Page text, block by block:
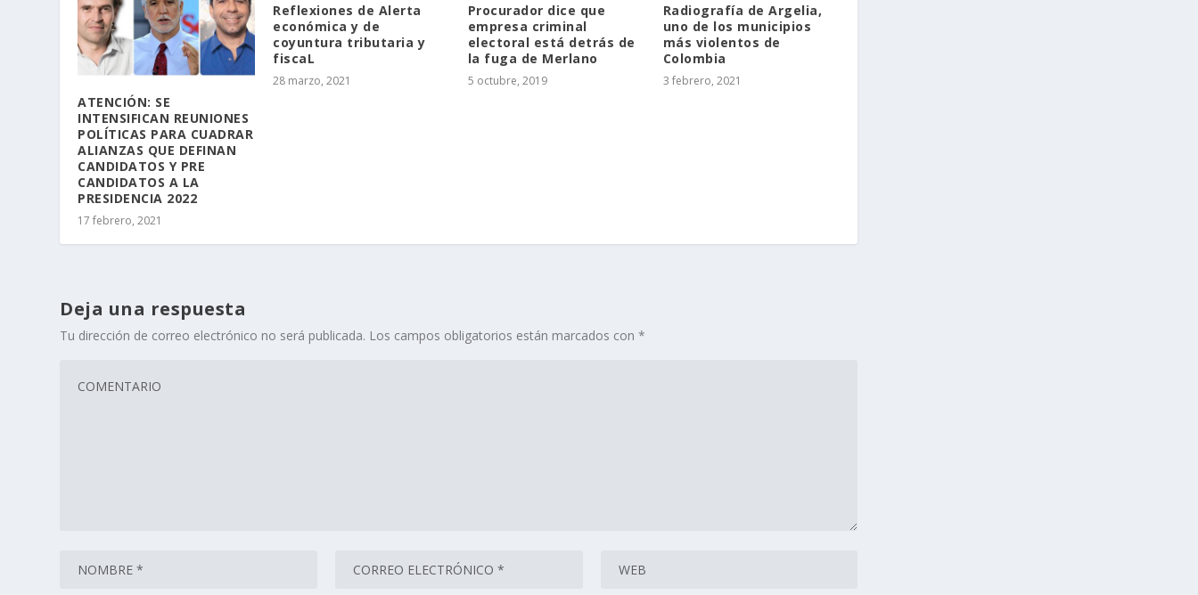
ATENCIÓN: SE
INTENSIFICAN REUNIONES
POLÍTICAS PARA CUADRAR
ALIANZAS QUE DEFINAN
CANDIDATOS Y PRE
CANDIDATOS A LA
PRESIDENCIA 2022
17 febrero, 2021
Reflexiones de Alerta
económica y de
coyuntura tributaria y
fiscaL
28 marzo, 2021
Procurador dice que
empresa criminal
electoral está detrás de
la fuga de Merlano
5 octubre, 2019
Radiografía de Argelia,
uno de los municipios
más violentos de
Colombia
3 febrero, 2021
Deja una respuesta
Tu dirección de correo electrónico no será publicada. Los campos obligatorios están marcados con*